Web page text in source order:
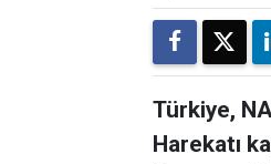
Türkiye,
Harekatı